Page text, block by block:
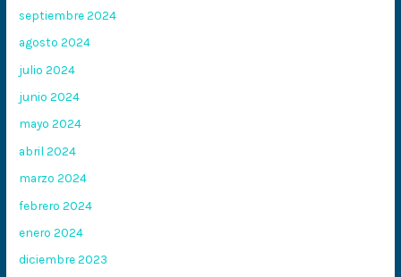
septiembre 2024
agosto 2024
julio 2024
junio 2024
mayo 2024
abril 2024
marzo 2024
febrero 2024
enero 2024
diciembre 2023